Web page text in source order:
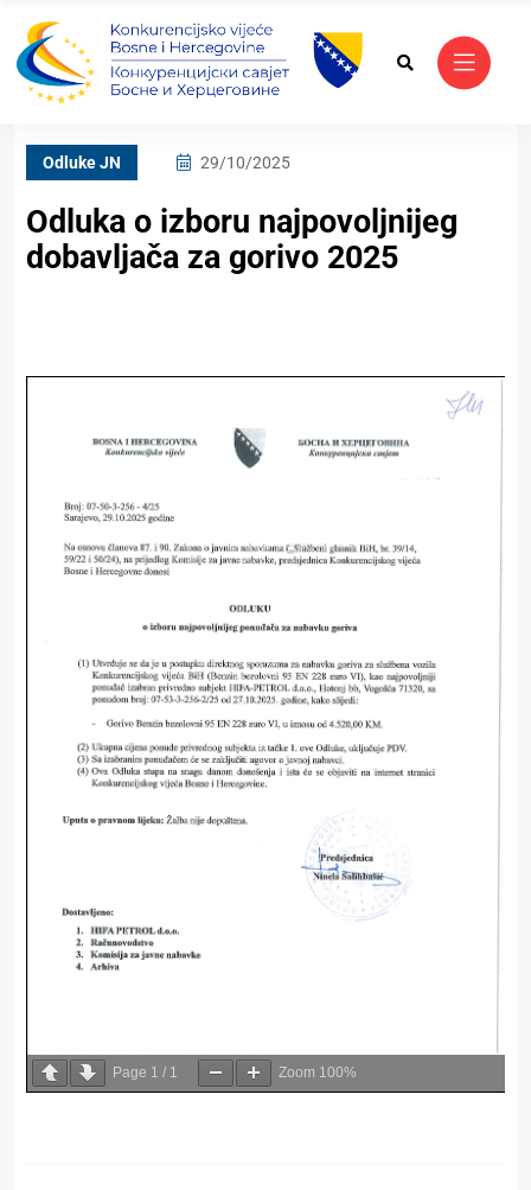
Odluke JN 29/10/2025
Odluka o izboru najpovoljnijeg
dobavljača za gorivo 2025
Page 1 / 1 Zoom 100%